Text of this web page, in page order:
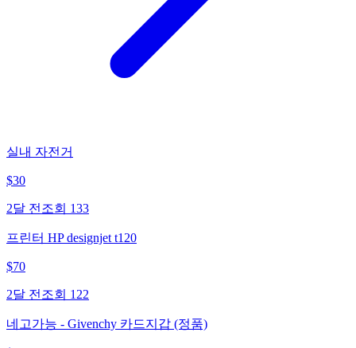
실내 자전거
$30
2달 전 조회 133
프린터 HP designjet t120
$70
2달 전 조회 122
네고가능 - Givenchy 카드지갑 (정품)